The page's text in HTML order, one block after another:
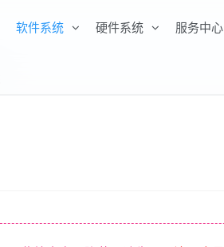
软件系统 硬件系统 服务中心